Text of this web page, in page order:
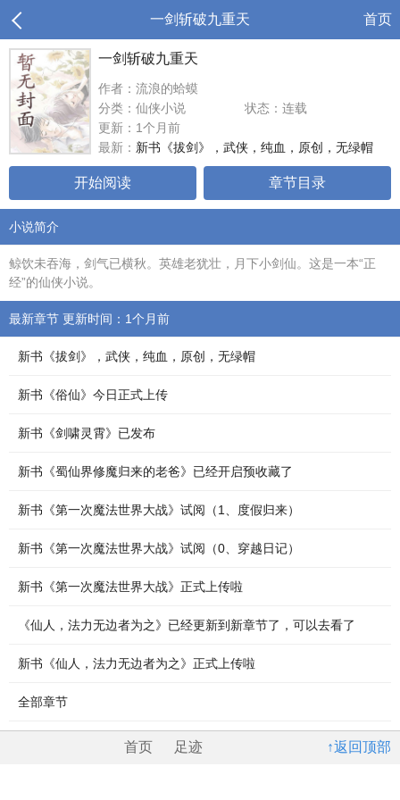
一剑斩破九重天 首页
一剑斩破九重天
作者：流浪的蛤蟆
分类：仙侠小说
状态：连载
更新：1个月前
最新： 新书《拔剑》，武侠，纯血，原创，无绿帽
开始阅读 章节目录
小说简介
鲸饮未吞海，剑气已横秋。英雄老犹壮，月下小剑仙。这是一本“正
经”的仙侠小说。
最新章节 更新时间：1个月前
新书《拔剑》，武侠，纯血，原创，无绿帽
新书《俗仙》今日正式上传
新书《剑啸灵霄》已发布
新书《蜀仙界修魔归来的老爸》已经开启预收藏了
新书《第一次魔法世界大战》试阅（1、度假归来）
新书《第一次魔法世界大战》试阅（0、穿越日记）
新书《第一次魔法世界大战》正式上传啦
《仙人，法力无边者为之》已经更新到新章节了，可以去看了
新书《仙人，法力无边者为之》正式上传啦
全部章节
↑返回顶部
首页 足迹